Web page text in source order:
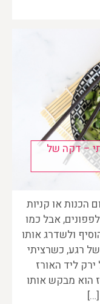
– דקה של
הכנות או קניות
אבל כמו
ולשדרג אותו
רגע, כשרציתי
ליד האורז
הוא מבקש אותו